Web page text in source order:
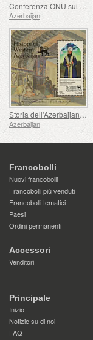
Conferenza ONU sui Cambiamenti Climatici
Azerbaijan
Storia dell'Azerbaijan Occidentale - L'ultimo Iravan Khan
Azerbaijan
Francobolli
Nuovi francobolli
Francobolli più venduti
Francobolli tematici
Paesi
Ordini permanenti
Accessori
Venditori
Principale
Inizio
Notizie su di noi
FAQ